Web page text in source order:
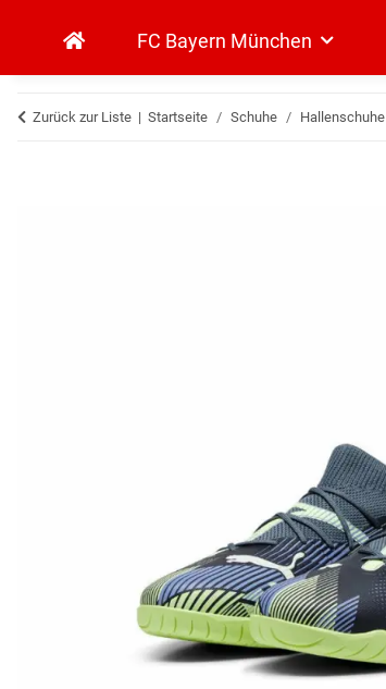
FC Bayern München
Zurück zur Liste Startseite Schuhe Hallenschuhe